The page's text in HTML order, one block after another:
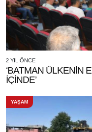
2 YIL ÖNCE
‘BATMAN ÜLKENİN
İÇİNDE’
YAŞAM